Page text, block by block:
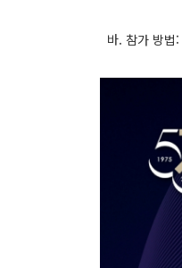
바. 참가 방법: